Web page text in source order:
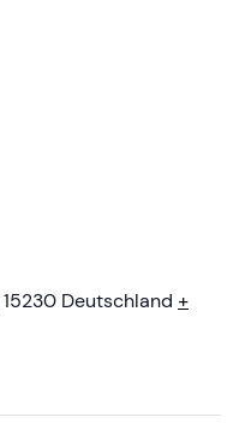
15230 Deutschland +